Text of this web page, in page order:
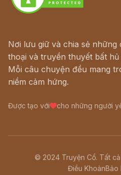
Nơi lưu giữ và chia sẻ
thoại và truyền thuyết bất
Mỗi câu chuyện đều mang
niềm cảm hứng.
Được tạo với cho những người
© 2024 Truyện Cổ. Tất
Điều KhoảnBảo